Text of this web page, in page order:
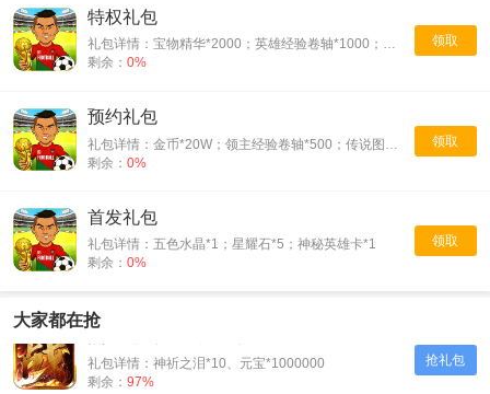
领取
特权礼包
礼包详情：宝物精华*2000；英雄经验卷轴*1000；水晶*2000
剩余： 0%
领取
预约礼包
剩余： 0%
领取
首发礼包
礼包详情：五色水晶*1；星耀石*5；神秘英雄卡*1
剩余： 0%
大家都在抢
抢礼包
礼包详情：神祈之泪*10、元宝*1000000
剩余： 97%